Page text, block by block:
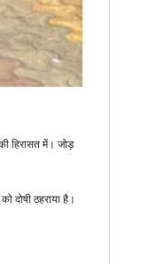
हिरासत में। जोड़
दोषी ठहराया है।